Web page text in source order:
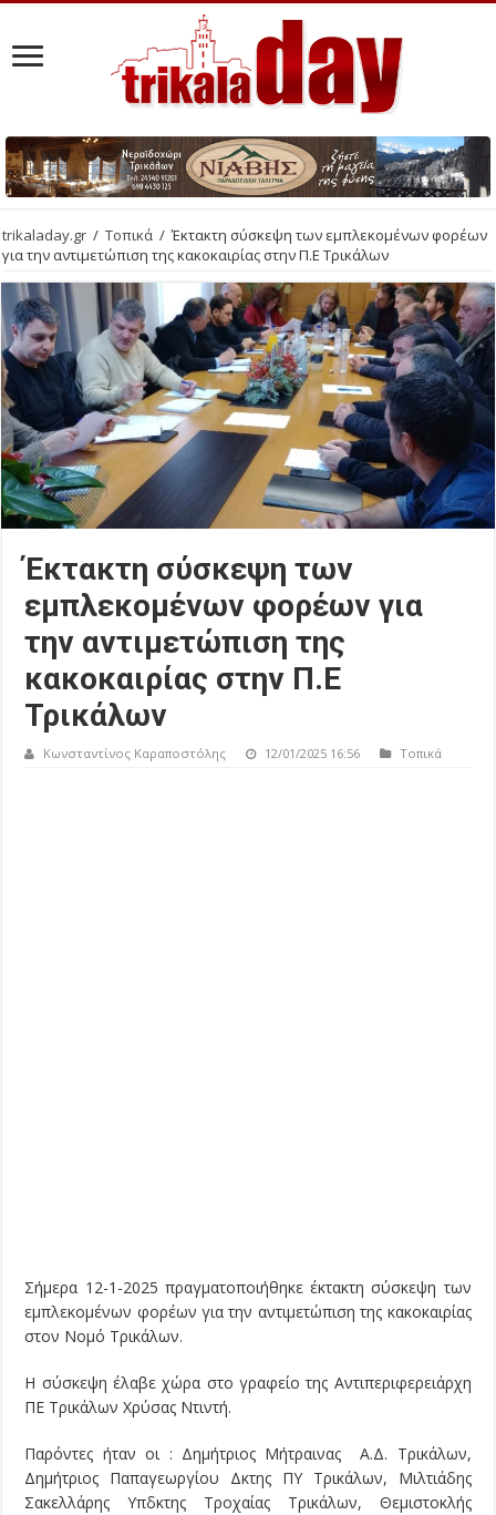
trikaladay.gr / Τοπικά / Έκτακτη σύσκεψη των εμπλεκομένων φορέων
για την αντιμετώπιση της κακοκαιρίας στην Π.Ε Τρικάλων
Έκτακτη σύσκεψη των
εμπλεκομένων φορέων για
την αντιμετώπιση της
κακοκαιρίας στην Π.Ε
Τρικάλων
Κωνσταντίνος Καραποστόλης 12/01/2025 16:56 Τοπικά
Σήμερα 12-1-2025 πραγματοποιήθηκε έκτακτη σύσκεψη των
εμπλεκομένων φορέων για την αντιμετώπιση της κακοκαιρίας
στον Νομό Τρικάλων.
Η σύσκεψη έλαβε χώρα στο γραφείο της Αντιπεριφερειάρχη
ΠΕ Τρικάλων Χρύσας Ντιντή.
Παρόντες ήταν οι : Δημήτριος Μήτραινας Α.Δ. Τρικάλων,
Δημήτριος Παπαγεωργίου Δκτης ΠΥ Τρικάλων, Μιλτιάδης
Σακελλάρης Υπδκτης Τροχαίας Τρικάλων, Θεμιστοκλής